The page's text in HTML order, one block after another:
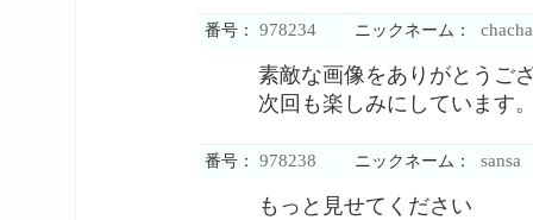
番号： 978234 ニックネーム： chacha
素敵な画像をありがとうご
次回も楽しみにしています
番号： 978238 ニックネーム： sansa
もっと見せてください